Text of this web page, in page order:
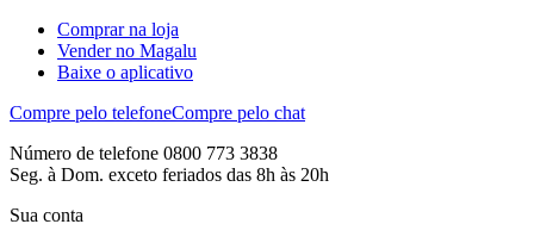
Comprar na loja
Vender no Magalu
Baixe o aplicativo
Compre pelo telefoneCompre pelo chat
Número de telefone 0800 773 3838
Seg. à Dom. exceto feriados das 8h às 20h
Sua conta